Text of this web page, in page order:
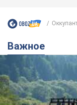
Значительные
полигоны: как
границей